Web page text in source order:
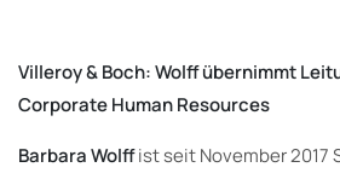
Villeroy & Boch: Wolff übernimmt
Corporate Human Resources
Barbara Wolffist seit November 2017